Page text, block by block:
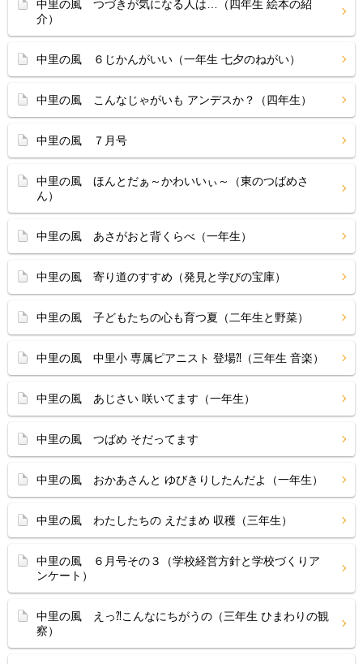
中里の風 つづきが気になる人は…（四年生 絵本の紹
介）
中里の風 ６じかんがいい（一年生 七夕のねがい）
中里の風 こんなじゃがいも アンデスか？（四年生）
中里の風 ７月号
中里の風 ほんとだぁ～かわいいぃ～（東のつばめさ
ん）
中里の風 あさがおと背くらべ（一年生）
中里の風 寄り道のすすめ（発見と学びの宝庫）
中里の風 子どもたちの心も育つ夏（二年生と野菜）
中里の風 中里小 専属ピアニスト 登場⁈（三年生 音楽）
中里の風 あじさい 咲いてます（一年生）
中里の風 つばめ そだってます
中里の風 おかあさんと ゆびきりしたんだよ（一年生）
中里の風 わたしたちの えだまめ 収穫（三年生）
中里の風 ６月号その３（学校経営方針と学校づくりア
ンケート）
中里の風 えっ⁈こんなにちがうの（三年生 ひまわりの観
察）